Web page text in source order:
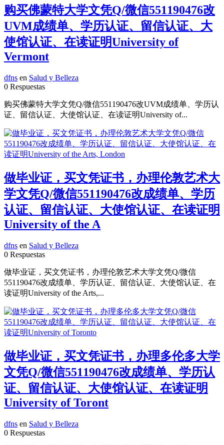
购买佛蒙特大学文凭Q/微信551190476改
UVM成绩单、学历认证、留信认证、大
使馆认证、在读证明University of
Vermont
dfns en Salud y Belleza
0 Respuestas
购买佛蒙特大学文凭Q/微信551190476改UVM成绩单、学历认
证、留信认证、大使馆认证、在读证明University of...
做毕业证，买文凭证书，办理伦敦艺术大
学文凭Q/微信551190476改成绩单、学历
认证、留信认证、大使馆认证、在读证明
University of the A
dfns en Salud y Belleza
0 Respuestas
做毕业证，买文凭证书，办理伦敦艺术大学文凭Q/微信
551190476改成绩单、学历认证、留信认证、大使馆认证、在
读证明University of the Arts,...
做毕业证，买文凭证书，办理多伦多大学
文凭Q/微信551190476改成绩单、学历认
证、留信认证、大使馆认证、在读证明
University of Toront
dfns en Salud y Belleza
0 Respuestas